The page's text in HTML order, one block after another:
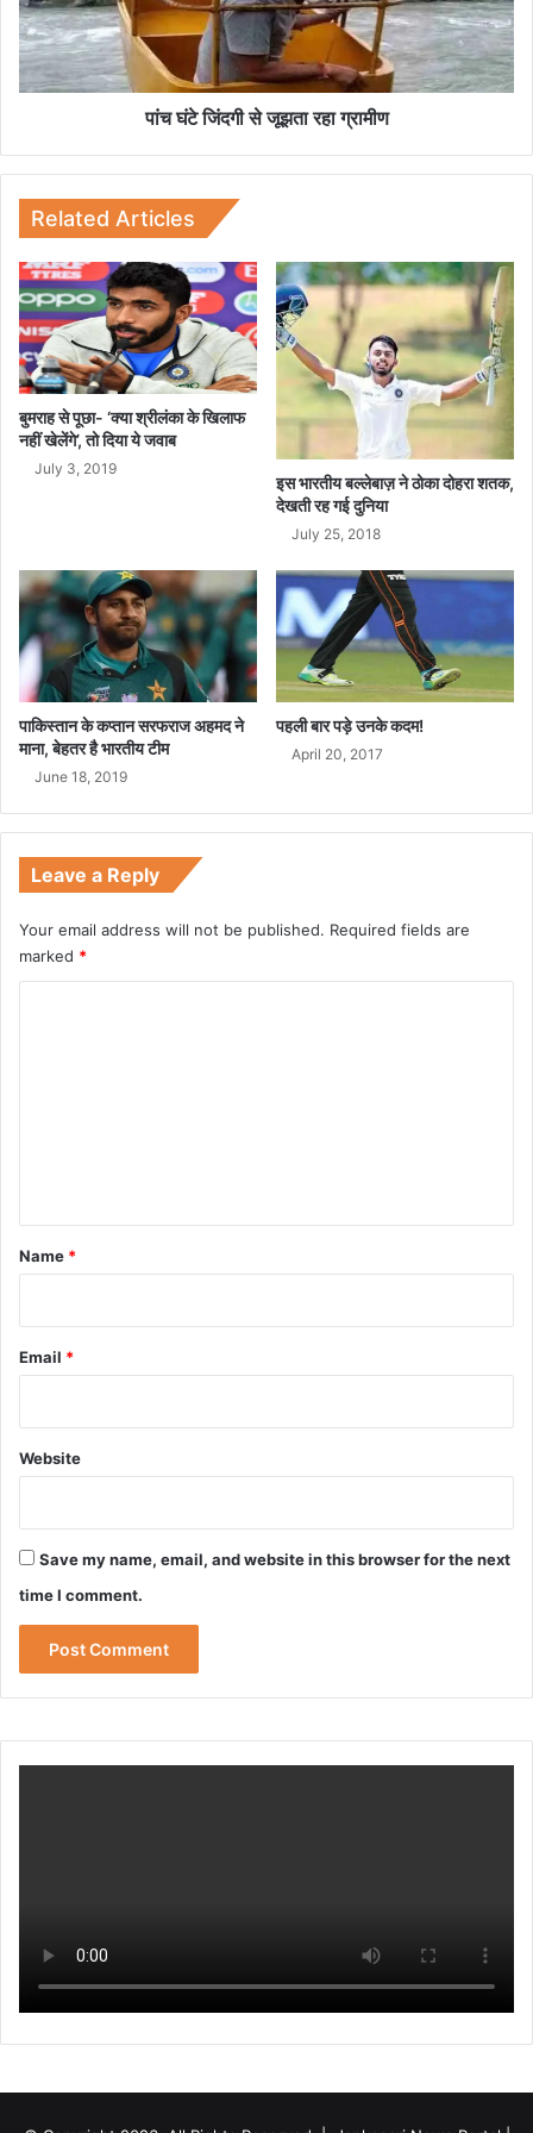
क्षा
बं
ध
न
स
र
द
गी
से
जू
ग्रा
मी
ण
पांच घंटे जिंदगी से जूझता रहा ग्रामीण
Related Articles
बुमराह से पूछा- ‘क्या श्रीलंका के खिलाफ
नहीं खेलेंगे’, तो दिया ये जवाब
July 3, 2019
इस भारतीय बल्लेबाज़ ने ठोका दोहरा शतक,
देखती रह गई दुनिया
July 25, 2018
पाकिस्तान के कप्तान सरफराज अहमद ने
माना, बेहतर है भारतीय टीम
June 18, 2019
पहली बार पड़े उनके कदम!
April 20, 2017
Leave a Reply
Your email address will not be published. Required fields are
marked *
*
Name *
Email *
Website
Save my name, email, and website in this browser for the next
time I comment.